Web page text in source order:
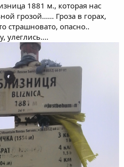
1881 м., которая нас
грозой...... Гроза в горах,
страшновато, опасно..
улеглись....